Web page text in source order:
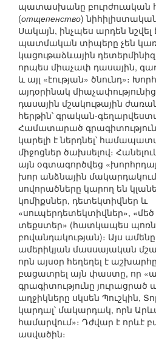
պատասխանը բուրժուական
(отщепенство)
Սակայն, ինչպես արդեն
պատմական տիպերը չեն
կացութաձևային
որպես միաչափ դասային,
և այլ «էության» ծնունդ»։
այդօրինակ
դասային մշակութային
հերթին՝ գրական-
Համատարած գրագիտությունը
կարելի է ներդնել՝
միջոցներ ծախսելով։
այն օգտագործվեց
խոր անձնային
սովորածները կարող են
կոմիքսներ, դետեկտիվներ և
«սուպերդետեկտիվներ»,
տեքստեր» (հատկապես
բովանդակության)։ Այս
ամերիկյան մասսայական
որն այսօր հեղեղել է
բացատրել այն փաստը, որ
գրագիտությունը
աղջիկները սկսեն Պուշկին,
կարդալ՝ մակարդակ, որն
համարվում»։ Դժվար է որևէ
ասվածին։